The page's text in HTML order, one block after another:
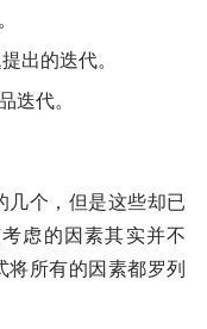
出的迭代。
迭代。
几个，但是这些却已
虑的因素其实并不
所有的因素都罗列